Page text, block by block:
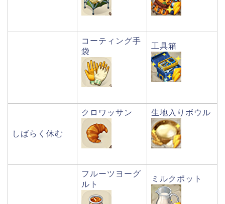
コーティング手
袋
工具箱
しばらく休む
クロワッサン 生地入りボウル
フルーツヨーグ
ルト
ミルクポット